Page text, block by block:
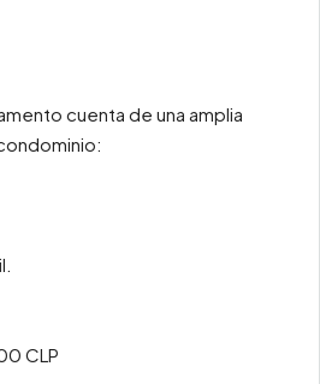
cuenta de una amplia
CLP